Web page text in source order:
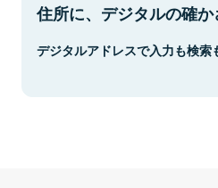
住所に、デジタルの確か
デジタルアドレスで入力も検索